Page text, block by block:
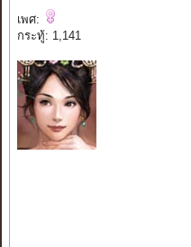
เพศ:
กระทู้: 1,141